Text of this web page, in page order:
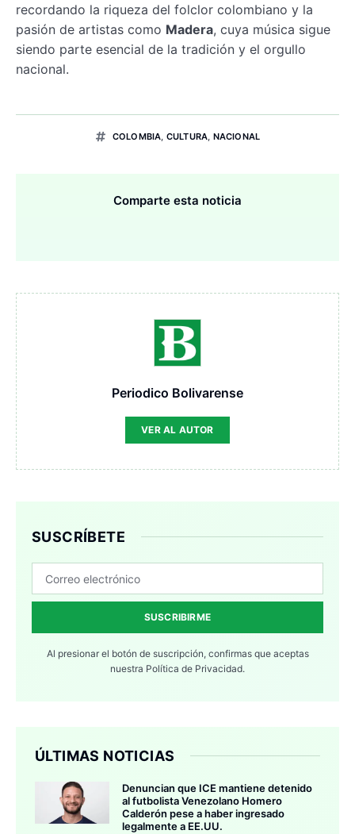
recordando la riqueza del folclor colombiano y la
pasión de artistas como Madera, cuya música sigue
siendo parte esencial de la tradición y el orgullo
nacional.
COLOMBIA, CULTURA, NACIONAL
Comparte esta noticia
Periodico Bolivarense
VER AL AUTOR
SUSCRÍBETE
SUSCRIBIRME
Al presionar el botón de suscripción, confirmas que aceptas
nuestra Política de Privacidad.
ÚLTIMAS NOTICIAS
Denuncian que ICE mantiene detenido
al futbolista Venezolano Homero
Calderón pese a haber ingresado
legalmente a EE.UU.